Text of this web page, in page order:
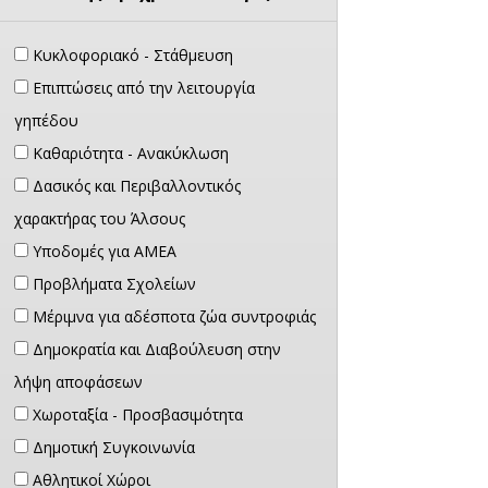
Κυκλοφοριακό - Στάθμευση
Επιπτώσεις από την λειτουργία
γηπέδου
Καθαριότητα - Ανακύκλωση
Δασικός και Περιβαλλοντικός
χαρακτήρας του Άλσους
Υποδομές για ΑΜΕΑ
Προβλήματα Σχολείων
Μέριμνα για αδέσποτα ζώα συντροφιάς
Δημοκρατία και Διαβούλευση στην
λήψη αποφάσεων
Χωροταξία - Προσβασιμότητα
Δημοτική Συγκοινωνία
Αθλητικοί Χώροι